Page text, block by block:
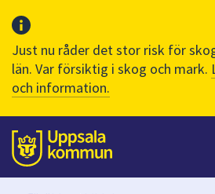
Just nu råder det stor risk för
län. Var försiktig i skog och mark.
och information.
Till sidans
huvudinnehåll